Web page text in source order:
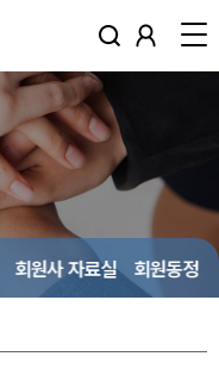
회원사 자료실 회원동정